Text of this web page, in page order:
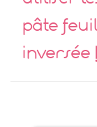
pâte
inversée !